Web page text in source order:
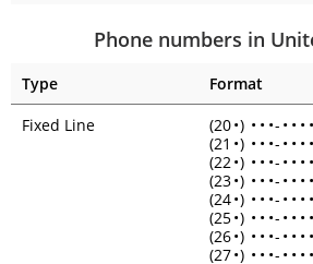
Phone numbers in
Type
Format
Fixed Line
(20•) • • •- • • • •
(21 •) • • •- • • • •
(22•) • • •- • • • •
(23•) • • •- • • • •
(24•) • • •- • • • •
(25•) • • •- • • • •
(26•) • • •- • • • •
(27•) • • •- • • • •